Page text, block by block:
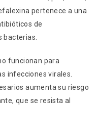
pertenece a una
de
bacterias.
funcionan para
infecciones virales.
aumenta su riesgo
que se resista al